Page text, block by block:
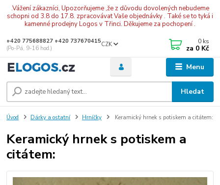
.Vážení zákazníci, Upozorňujeme ,že z důvodu dovolených nebudeme
schopni od 3.8 do 17.8. zpracovávat Vaše objednávky . Také se to tyká i
kamenné prodejny Logos v Třinci. Děkujeme za pochopení .
Menu
CZK
Hledat
+420 775688827 +420 737670415
(Po-Pá, 9-16 hod.)
0 ks
za 0 Kč
Úvod Dárky a ostatní Hrníčky Keramický hrnek s potiskem a citátem:
Keramický hrnek s potiskem a
citátem: